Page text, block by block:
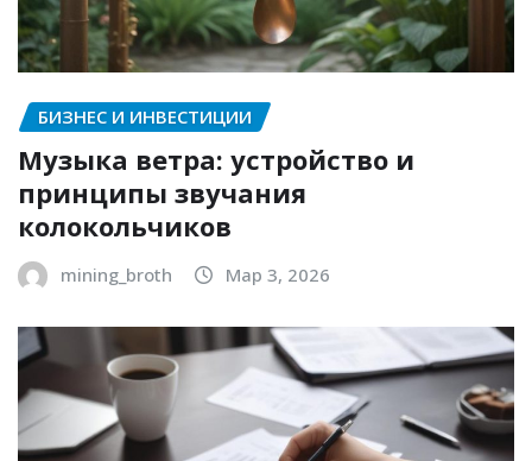
БИЗНЕС И ИНВЕСТИЦИИ
Музыка ветра: устройство и
принципы звучания
колокольчиков
mining_broth Мар 3, 2026